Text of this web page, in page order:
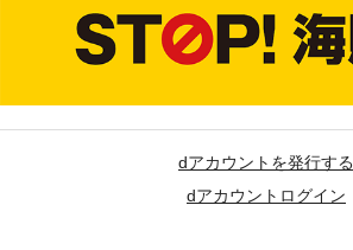
dアカウントを発行する
dアカウントログイン